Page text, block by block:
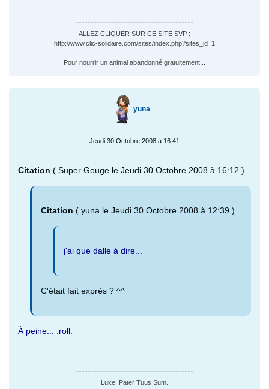
ALLEZ CLIQUER SUR CE SITE SVP :
http://www.clic-solidaire.com/sites/index.php?sites_id=1
Pour nourrir un animal abandonné gratuitement...
yuna
Jeudi 30 Octobre 2008 à 16:41
Citation ( Super Gouge le Jeudi 30 Octobre 2008 à 16:12 )
Citation ( yuna le Jeudi 30 Octobre 2008 à 12:39 )
j'ai que dalle à dire...
C'était fait exprès ? ^^
À peine... :roll:
Luke, Pater Tuus Sum.